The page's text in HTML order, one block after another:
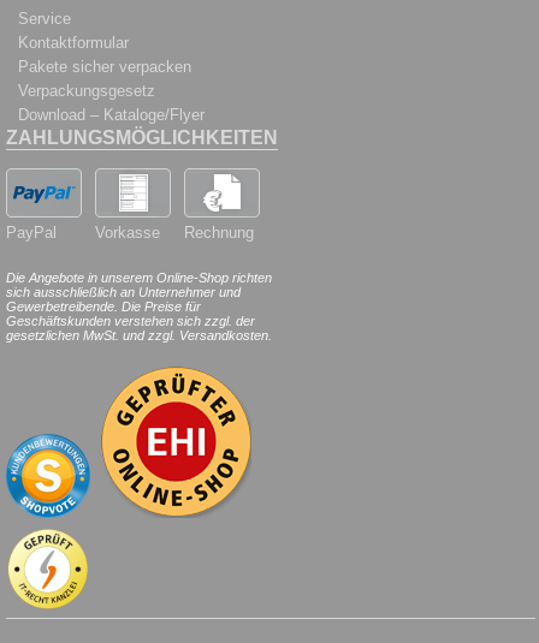
Service
Kontaktformular
Pakete sicher verpacken
Verpackungsgesetz
Download – Kataloge/Flyer
ZAHLUNGSMÖGLICHKEITEN
PayPal Vorkasse Rechnung
Die Angebote in unserem Online-Shop richten
sich ausschließlich an Unternehmer und
Gewerbetreibende. Die Preise für
Geschäftskunden verstehen sich zzgl. der
gesetzlichen MwSt. und zzgl. Versandkosten.